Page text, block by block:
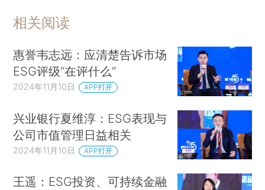
相关阅读
惠誉韦志远：应清楚告诉市场
ESG评级“在评什么”
2024年11月10日 APP打开
兴业银行夏维淳：ESG表现与
公司市值管理日益相关
2024年11月10日 APP打开
王遥：ESG投资、可持续金融